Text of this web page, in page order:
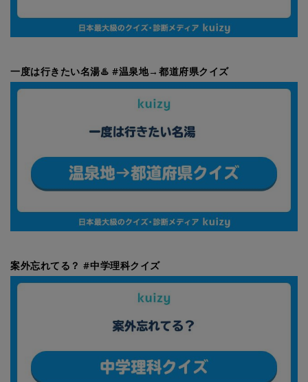
一度は行きたい名湯♨️ #温泉地→都道府県クイズ
案外忘れてる？ #中学理科クイズ